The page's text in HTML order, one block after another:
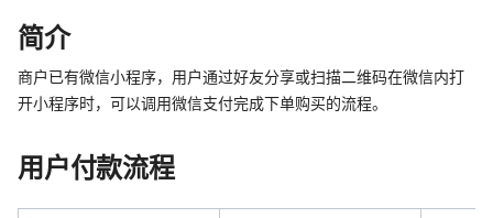
简介
商户已有微信小程序，用户通过好友分享或扫描二维码在微信内打
开小程序时，可以调用微信支付完成下单购买的流程。
用户付款流程